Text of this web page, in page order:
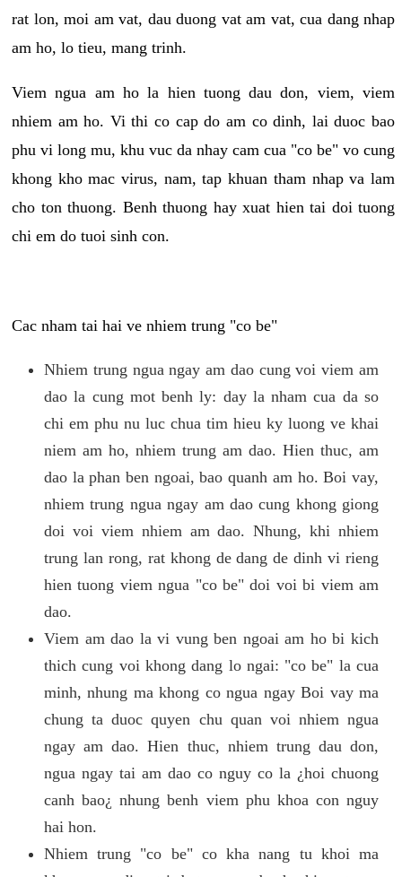
rat lon, moi am vat, dau duong vat am vat, cua dang nhap
am ho, lo tieu, mang trinh.
Viem ngua am ho la hien tuong dau don, viem, viem
nhiem am ho. Vi thi co cap do am co dinh, lai duoc bao
phu vi long mu, khu vuc da nhay cam cua "co be" vo cung
khong kho mac virus, nam, tap khuan tham nhap va lam
cho ton thuong. Benh thuong hay xuat hien tai doi tuong
chi em do tuoi sinh con.
Cac nham tai hai ve nhiem trung "co be"
Nhiem trung ngua ngay am dao cung voi viem am
dao la cung mot benh ly: day la nham cua da so
chi em phu nu luc chua tim hieu ky luong ve khai
niem am ho, nhiem trung am dao. Hien thuc, am
dao la phan ben ngoai, bao quanh am ho. Boi vay,
nhiem trung ngua ngay am dao cung khong giong
doi voi viem nhiem am dao. Nhung, khi nhiem
trung lan rong, rat khong de dang de dinh vi rieng
hien tuong viem ngua "co be" doi voi bi viem am
dao.
Viem am dao la vi vung ben ngoai am ho bi kich
thich cung voi khong dang lo ngai: "co be" la cua
minh, nhung ma khong co ngua ngay Boi vay ma
chung ta duoc quyen chu quan voi nhiem ngua
ngay am dao. Hien thuc, nhiem trung dau don,
ngua ngay tai am dao co nguy co la ¿hoi chuong
canh bao¿ nhung benh viem phu khoa con nguy
hai hon.
Nhiem trung "co be" co kha nang tu khoi ma